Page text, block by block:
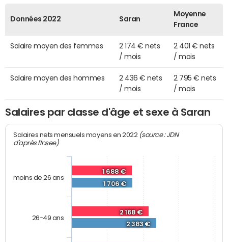
Données 2022 Saran
Moyenne
France
Salaire moyen des femmes
2 174 € nets
/ mois
2 401 € nets
/ mois
Salaire moyen des hommes
2 436 € nets
/ mois
2 795 € nets
/ mois
Salaires par classe d'âge et sexe à Saran
Salaires nets mensuels moyens en 2022 (source : JDN
d'après l'Insee)
1 688 €
2 168 €
1 706 €
2 383 €
moins de 26 ans
26-49 ans